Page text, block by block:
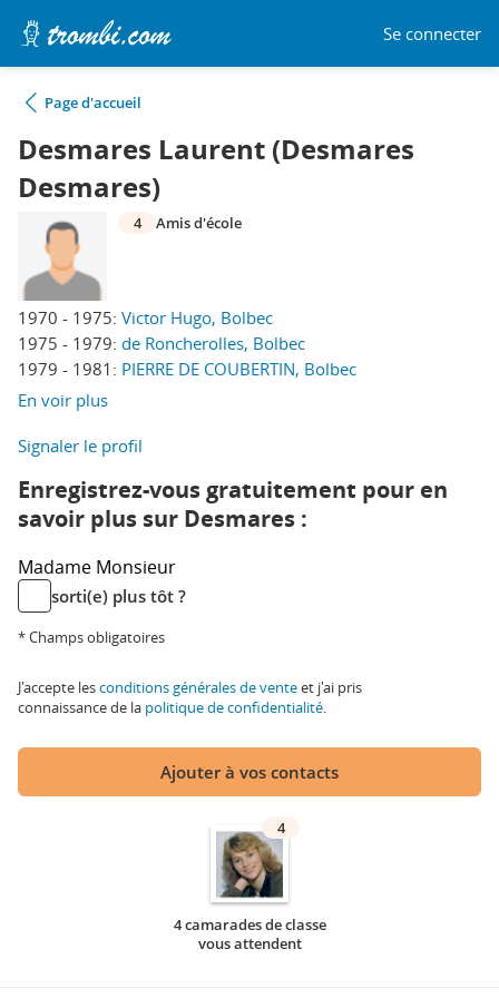
Se connecter
Page d'accueil
Desmares Laurent (Desmares
Desmares)
1970 - 1975: Victor Hugo, Bolbec
1975 - 1979: de Roncherolles, Bolbec
1979 - 1981: PIERRE DE COUBERTIN, Bolbec
En voir plus
4 Amis d'école
Signaler le profil
Enregistrez-vous gratuitement pour en
savoir plus sur Desmares :
Madame Monsieur
sorti(e) plus tôt ?
* Champs obligatoires
J'accepte lesconditions générales de venteet j'ai pris
connaissance de la politique de confidentialité.
Ajouter à vos contacts
4
4 camarades de classe
vous attendent